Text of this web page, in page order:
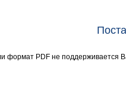
формат PDF не поддерживается